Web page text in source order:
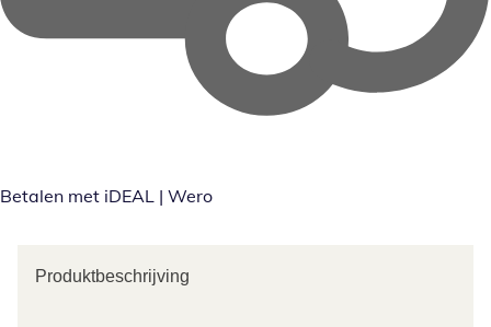
Betalen met iDEAL | Wero
Produktbeschrijving